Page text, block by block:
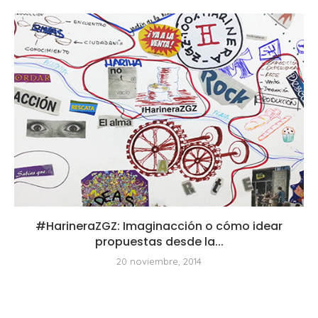
#HarineraZGZ: Imaginacción o cómo idear
propuestas desde la...
20 noviembre, 2014